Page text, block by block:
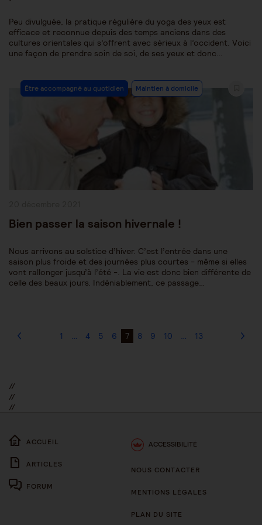
Peu divulguée, la pratique régulière du yoga des yeux est
efficace et reconnue depuis des temps anciens dans des
cultures orientales qui s’offrent avec sérieux à l’occident. Voici
une façon de prendre soin de soi, de ses yeux et donc…
Post
Category:
Être accompagné au quotidien Maintien à domicile
Bien passer la saison hivernale !
Nous arrivons au solstice d’hiver. C’est l’entrée dans une
saison plus froide et des journées plus courtes - même si elles
vont rallonger jusqu’à l’été -. La vie est donc bien différente de
celle des beaux jours. Indéniablement, ce passage…
1 … 4 5 6 7 8 9 10 … 13
//
//
//
ACCUEIL
ARTICLES
FORUM
ACCESSIBILITÉ
NOUS CONTACTER
MENTIONS LÉGALES
PLAN DU SITE